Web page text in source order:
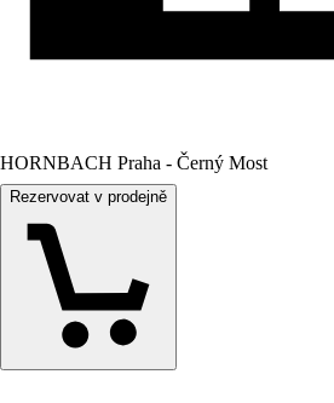
HORNBACH Praha - Černý Most
Rezervovat v prodejně